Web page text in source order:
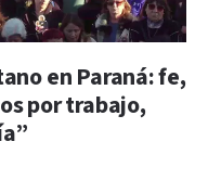
en Paraná: fe,
por trabajo,